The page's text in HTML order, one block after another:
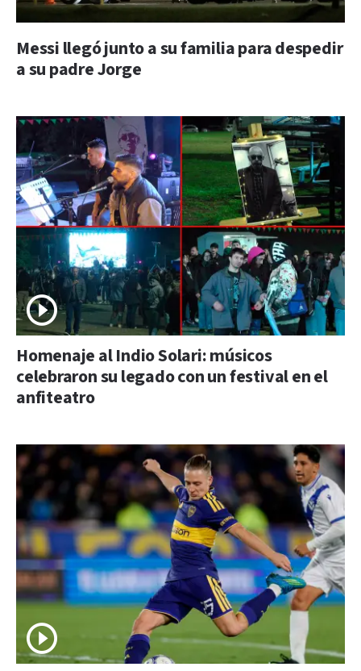
Messi llegó junto a su familia para despedir
a su padre Jorge
Homenaje al Indio Solari: músicos
celebraron su legado con un festival en el
anfiteatro